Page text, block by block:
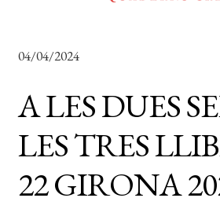
NOTÍCIES
L’EDITORIAL
FOREIGN
04/04/2024
A LES DUES
LES TRES
22 GIRONA